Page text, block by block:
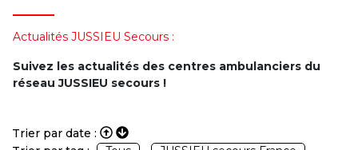
Actualités JUSSIEU Secours :
Suivez les actualités des centres ambulanciers du
réseau JUSSIEU secours !
Trier par date :